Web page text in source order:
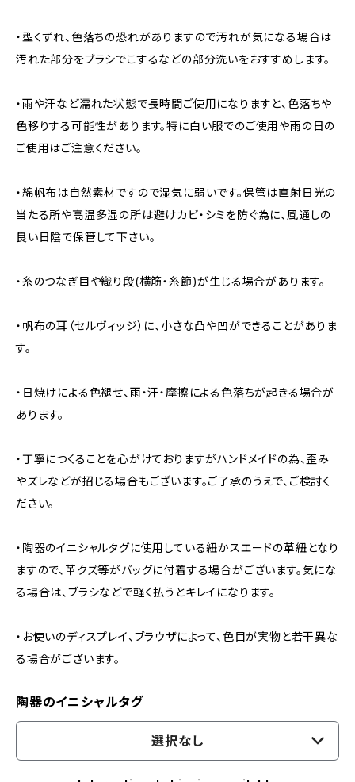
・型くずれ、色落ちの恐れがありますので汚れが気になる場合は
汚れた部分をブラシでこするなどの部分洗いをおすすめします。
・雨や汗など濡れた状態で長時間ご使用になりますと、色落ちや
色移りする可能性があります。特に白い服でのご使用や雨の日の
ご使用はご注意ください。
・綿帆布は自然素材ですので湿気に弱いです。保管は直射日光の
当たる所や高温多湿の所は避けカビ・シミを防ぐ為に、風通しの
良い日陰で保管して下さい。
・糸のつなぎ目や織り段(横筋・糸節)が生じる場合があります。
・帆布の耳（セルヴィッジ）に、小さな凸や凹ができることがありま
す。
・日焼けによる色褪せ、雨・汗・摩擦による色落ちが起きる場合が
あります。
・丁寧につくることを心がけておりますがハンドメイドの為、歪み
やズレなどが招じる場合もございます。ご了承のうえで、ご検討く
ださい。
・陶器のイニシャルタグに使用している紐かスエードの革紐となり
ますので、革クズ等がバッグに付着する場合がございます。気にな
る場合は、ブラシなどで軽く払うとキレイになります。
・お使いのディスプレイ、ブラウザによって、色目が実物と若干異な
る場合がございます。
陶器のイニシャルタグ
選択なし